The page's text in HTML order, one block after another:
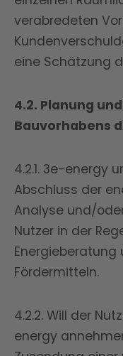
verabredeten
eine Schätzung
4.2. Planung
Bauvorhabens
4.2.1. 3e-energy
Abschluss der
Analyse und/
Nutzer in der
Fördermitteln.
4.2.2. Will der
energy